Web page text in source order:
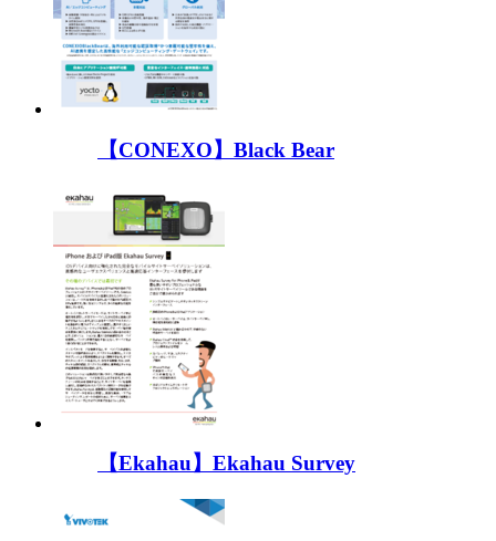
【CONEXO】Black Bear
【Ekahau】Ekahau Survey